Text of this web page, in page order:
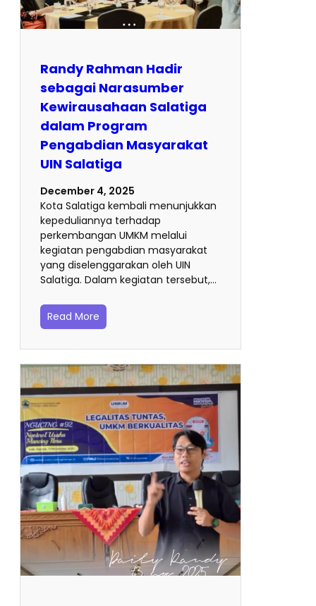
Randy Rahman Hadir
sebagai Narasumber
Kewirausahaan Salatiga
dalam Program
Pengabdian Masyarakat
UIN Salatiga
December 4, 2025
Kota Salatiga kembali menunjukkan
kepeduliannya terhadap
perkembangan UMKM melalui
kegiatan pengabdian masyarakat
yang diselenggarakan oleh UIN
Salatiga. Dalam kegiatan tersebut,…
Read More